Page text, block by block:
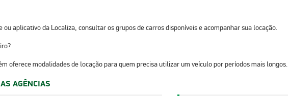
ou aplicativo da Localiza, consultar os grupos de carros disponíveis e acompanhar sua locação.
oferece modalidades de locação para quem precisa utilizar um veículo por períodos mais longos.
AGÊNCIAS